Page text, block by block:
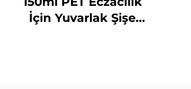
İçin Yuvarlak Şişe